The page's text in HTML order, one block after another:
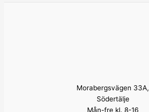
Morabergsvägen 33A,
Södertälje
Mån-fre kl. 8-16